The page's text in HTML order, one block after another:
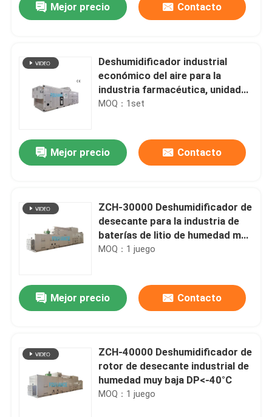
Productos
Mejor precio Contacto
Deshumidificador industrial
económico del aire para la
industria farmacéutica, unidad
de AHU
MOQ：1set
Mejor precio Contacto
ZCH-30000 Deshumidificador de
desecante para la industria de
baterías de litio de humedad muy
baja DP<-40°C
MOQ：1 juego
Mejor precio Contacto
ZCH-40000 Deshumidificador de
rotor de desecante industrial de
humedad muy baja DP<-40°C
MOQ：1 juego